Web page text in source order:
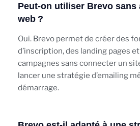
Peut-on utiliser Brevo sans
web ?
Oui. Brevo permet de créer des
d’inscription, des landing pages
campagnes sans connecter un
lancer une stratégie d’emailing
démarrage.